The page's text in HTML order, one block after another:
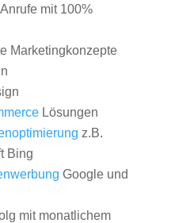
mit 100%
Marketingkonzepte
Lösungen
z.B.
Bing
Google und
mit monatlichem